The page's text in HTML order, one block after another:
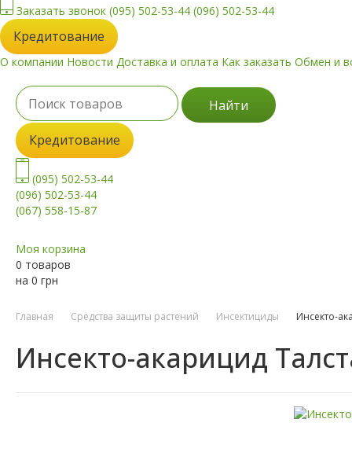
Заказать звонок (095) 502-53-44 (096) 502-53-44
Кредитование
О компании Новости Доставка и оплата Как заказать Обмен и
Найти
Кредитование
(095) 502-53-44
(096) 502-53-44
(067) 558-15-87
Моя корзина
0 товаров
на 0 грн
Главная Средства защиты растений Инсектициды Инсекто-
Инсекто-акарицид